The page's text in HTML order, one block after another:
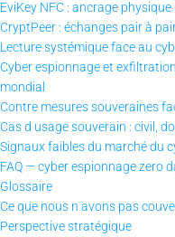
EviKey NFC : ancrage
CryptPeer : échanges pair à
Lecture systémique face au
Cyber espionnage et
mondial
Contre mesures souveraines
Cas d usage souverain : civil,
Signaux faibles du marché du
FAQ — cyber espionnage zero
Glossaire
Ce que nous n avons pas
Perspective stratégique